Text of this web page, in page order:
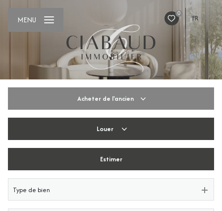
0
FR
MENU
Acheter de l'ancien
De l'immo pro
Louer
Estimer
Type de bien